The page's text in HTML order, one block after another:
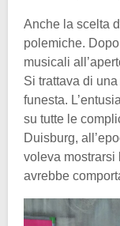
Anche la scelta
polemiche.
musicali
Si trattava di
funesta.
su tutte le
Duisburg,
voleva mostrarsi
avrebbe